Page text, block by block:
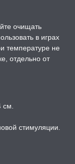
очищать
в играх
температуре не
отдельно от
стимуляции.